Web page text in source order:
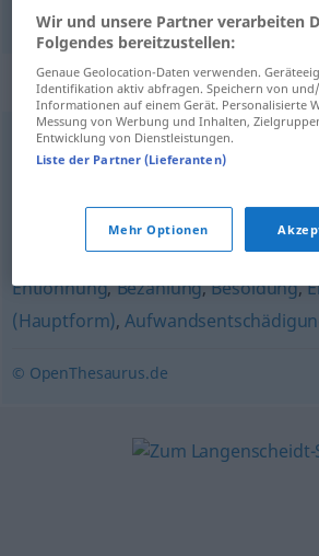
Synonyme für
Gage,Arbeitsentgelt,
Abgeltung (schweiz., österr.)
Gehalt,
Salär (schweiz.),Tantieme,Entgelt,
Entlohnung,Bezahlung,Besoldung,
(Hauptform),
© OpenThesaurus.de
Wir und unsere Partner verarbeiten
Folgendes bereitzustellen:
Genaue Geolocation-Daten verwenden.
Identifikation aktiv abfragen. Speichern von
Informationen auf einem Gerät. Personalisierte
Messung von Werbung und Inhalten,
Entwicklung von Dienstleistungen.
Liste der Partner (Lieferanten)
Mehr Optionen